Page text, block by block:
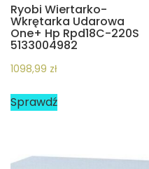
Ryobi Wiertarko-
Wkrętarka Udarowa
One+ Hp Rpd18C-220S
5133004982
1098,99 zł
Sprawdź